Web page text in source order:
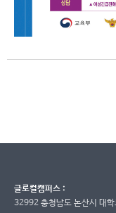
글로컬캠퍼스 :
32992 충청남도 논산시 대